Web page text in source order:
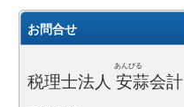
お問合せ
あんびる
税理士法人 安蒜会計